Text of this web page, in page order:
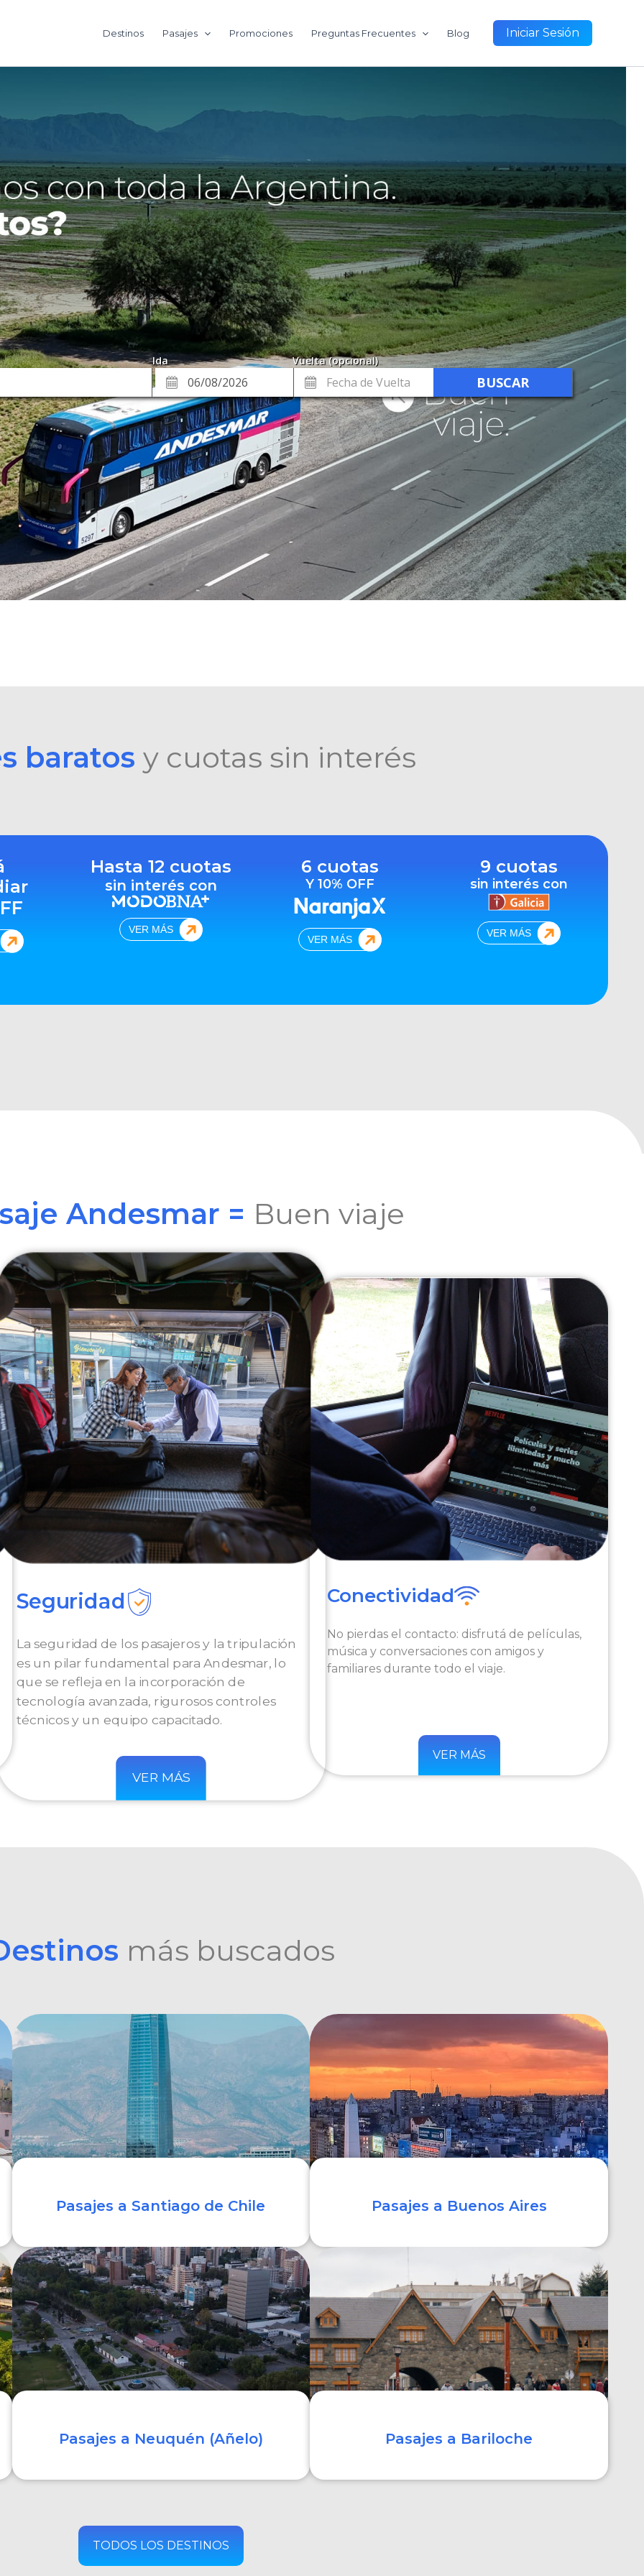
Destinos Pasajes Promociones Preguntas Frecuentes Blog Iniciar Sesión
baratos y cuotas sin interés
Hasta 12 cuotas
sin interés con
VER MÁS
6 cuotas
Y 10% OFF
VER MÁS
9 cuotas
sin interés con
VER MÁS
Andesmar = Buen viaje
Seguridad
La seguridad de los pasajeros y la tripulación
es un pilar fundamental para Andesmar, lo
que se refleja en la incorporación de
tecnología avanzada, rigurosos controles
técnicos y un equipo capacitado.
VER MÁS
Conectividad
No pierdas el contacto: disfrutá de películas,
música y conversaciones con amigos y
familiares durante todo el viaje.
VER MÁS
más buscados
Pasajes a Santiago de Chile
COMPRAR
Pasajes a Buenos Aires
Pasajes a Neuquén (Añelo) Pasajes a Bariloche
TODOS LOS DESTINOS